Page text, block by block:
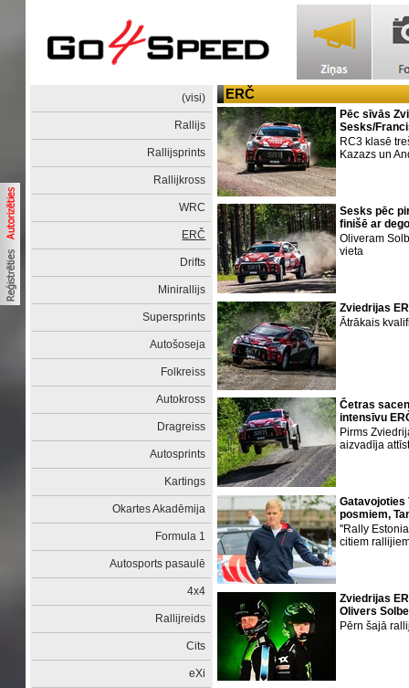
(visi)
Rallijs
Rallijsprints
Rallijkross
WRC
ERČ
Drifts
Minirallijs
Supersprints
Autošoseja
Folkreiss
Autokross
Dragreiss
Autosprints
Kartings
Okartes Akadēmija
Formula 1
Autosports pasaulē
4x4
Rallijreids
Cits
eXi
ERČ
Pēc sīvās
Sesks/
RC3 klasē
Kazazs un
Sesks pēc
finišē ar
Oliveram
vieta
Zviedrijas
Ātrākais
Četras
intensīvu
Pirms
aizvadīja
Gatavojoties
posmiem,
''Rally
citiem
Zviedrijas
Olivers
Pērn šajā